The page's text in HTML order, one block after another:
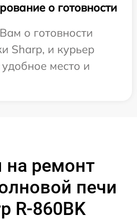
о готовности
о готовности
Sharp, и курьер
место и
ремонт
печи
R-860BK